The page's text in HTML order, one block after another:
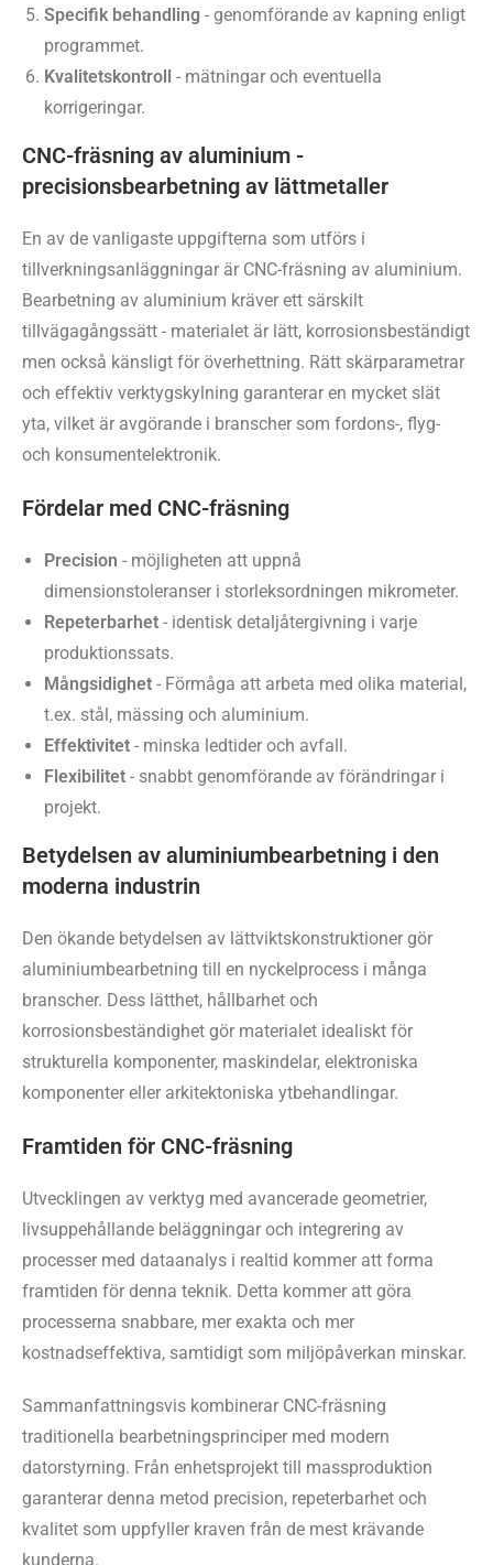
Specifik behandling - genomförande av kapning enligt
programmet.
Kvalitetskontroll
- mätningar och eventuella
korrigeringar.
CNC-fräsning av aluminium -
precisionsbearbetning av lättmetaller
En av de vanligaste uppgifterna som utförs i
tillverkningsanläggningar är CNC-fräsning av aluminium.
Bearbetning av aluminium kräver ett särskilt
tillvägagångssätt - materialet är lätt, korrosionsbeständigt
men också känsligt för överhettning. Rätt skärparametrar
och effektiv verktygskylning garanterar en mycket slät
yta, vilket är avgörande i branscher som fordons-, flyg-
och konsumentelektronik.
Fördelar med CNC-fräsning
Precision - möjligheten att uppnå
dimensionstoleranser i storleksordningen mikrometer.
Repeterbarhet - identisk detaljåtergivning i varje
produktionssats.
Mångsidighet - Förmåga att arbeta med olika material,
t.ex. stål, mässing och aluminium.
Effektivitet - minska ledtider och avfall.
Flexibilitet - snabbt genomförande av förändringar i
projekt.
Betydelsen av aluminiumbearbetning i den
moderna industrin
Den ökande betydelsen av lättviktskonstruktioner gör
aluminiumbearbetning till en nyckelprocess i många
branscher. Dess lätthet, hållbarhet och
korrosionsbeständighet gör materialet idealiskt för
strukturella komponenter, maskindelar, elektroniska
komponenter eller arkitektoniska ytbehandlingar.
Framtiden för CNC-fräsning
Utvecklingen av verktyg med avancerade geometrier,
livsuppehållande beläggningar och integrering av
processer med dataanalys i realtid kommer att forma
framtiden för denna teknik. Detta kommer att göra
processerna snabbare, mer exakta och mer
kostnadseffektiva, samtidigt som miljöpåverkan minskar.
Sammanfattningsvis kombinerar CNC-fräsning
traditionella bearbetningsprinciper med modern
datorstyrning. Från enhetsprojekt till massproduktion
garanterar denna metod precision, repeterbarhet och
kvalitet som uppfyller kraven från de mest krävande
kunderna.